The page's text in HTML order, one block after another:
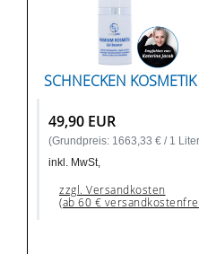
SCHNECKEN
49,90 EUR
(Grundpreis: 1663,33 € / 1
inkl. MwSt,
zzgl. Versandkosten
(ab 60 €